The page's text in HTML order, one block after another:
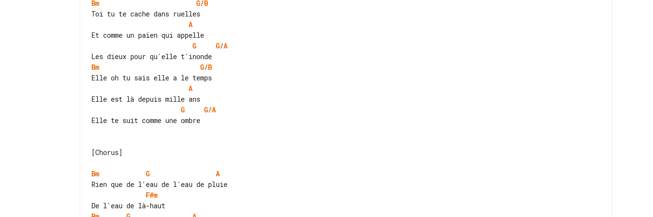
Bm
G/B
A
G
G/A
Bm
G/B
A
G
G/A
Elle te suit comme une ombre
[Chorus]
Bm G
A
F#m